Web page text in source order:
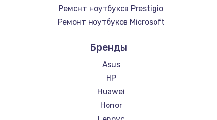
Ремонт ноутбуков Prestigio
Ремонт ноутбуков Microsoft
Ремонт ноутбуков Alienware
Ремонт ноутбуков Aquarius
Ремонт ноутбуков Gigabyte
Ремонт ноутбуков Aorus
Ремонт ноутбуков Maibenben
Ремонт ноутбуков Getac
Ремонт ноутбуков Epson
Бренды
Asus
HP
Huawei
Honor